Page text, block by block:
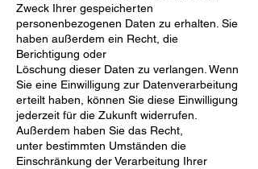
Zweck Ihrer gespeicherten
personenbezogenen Daten zu erhalten. Sie
haben außerdem ein Recht, die
Berichtigung oder
Löschung dieser Daten zu verlangen. Wenn
Sie eine Einwilligung zur Datenverarbeitung
erteilt haben, können Sie diese Einwilligung
jederzeit für die Zukunft widerrufen.
Außerdem haben Sie das Recht,
unter bestimmten Umständen die
Einschränkung der Verarbeitung Ihrer